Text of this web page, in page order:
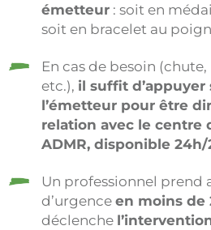
émetteur : soit en
soit en bracelet au
En cas de besoin
etc.), il suffit
l’émetteur pour être
relation avec le centre
ADMR, disponible 24h/
Un professionnel prend
d’urgenceen moins de
déclenche